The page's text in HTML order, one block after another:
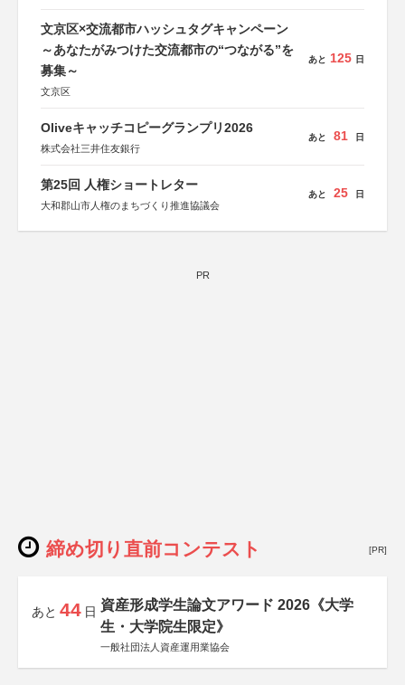
会、森林火災対策協会
文京区×交流都市ハッシュタグキャンペーン
～あなたがみつけた交流都市の“つながる”を
募集～
文京区
あと 125 日
Oliveキャッチコピーグランプリ2026
株式会社三井住友銀行
あと 81 日
第25回 人権ショートレター
大和郡山市人権のまちづくり推進協議会
あと 25 日
PR
締め切り直前コンテスト [PR]
あと 44 日 資産形成学生論文アワード 2026《大学
生・大学院生限定》
一般社団法人資産運用業協会